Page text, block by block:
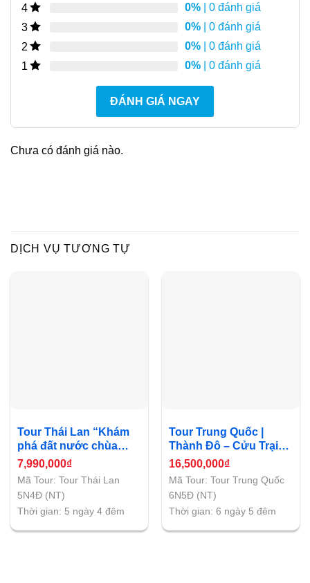
4
0% | 0 đánh giá
3
0% | 0 đánh giá
2
0% | 0 đánh giá
1
0% | 0 đánh giá
ĐÁNH GIÁ NGAY
Chưa có đánh giá nào.
DỊCH VỤ TƯƠNG TỰ
Tour Thái Lan “Khám
phá đất nước chùa
vàng” | Khởi hành từ
7,990,000₫
Mã Tour: Tour Thái Lan
5N4Đ (NT)
Thời gian: 5 ngày 4 đêm
Tour Trung Quốc |
Thành Đô – Cửu Trại
Câu – Đô Giang Yến –
Sơn
16,500,000₫
Mã Tour: Tour Trung Quốc
6N5Đ (NT)
Thời gian: 6 ngày 5 đêm